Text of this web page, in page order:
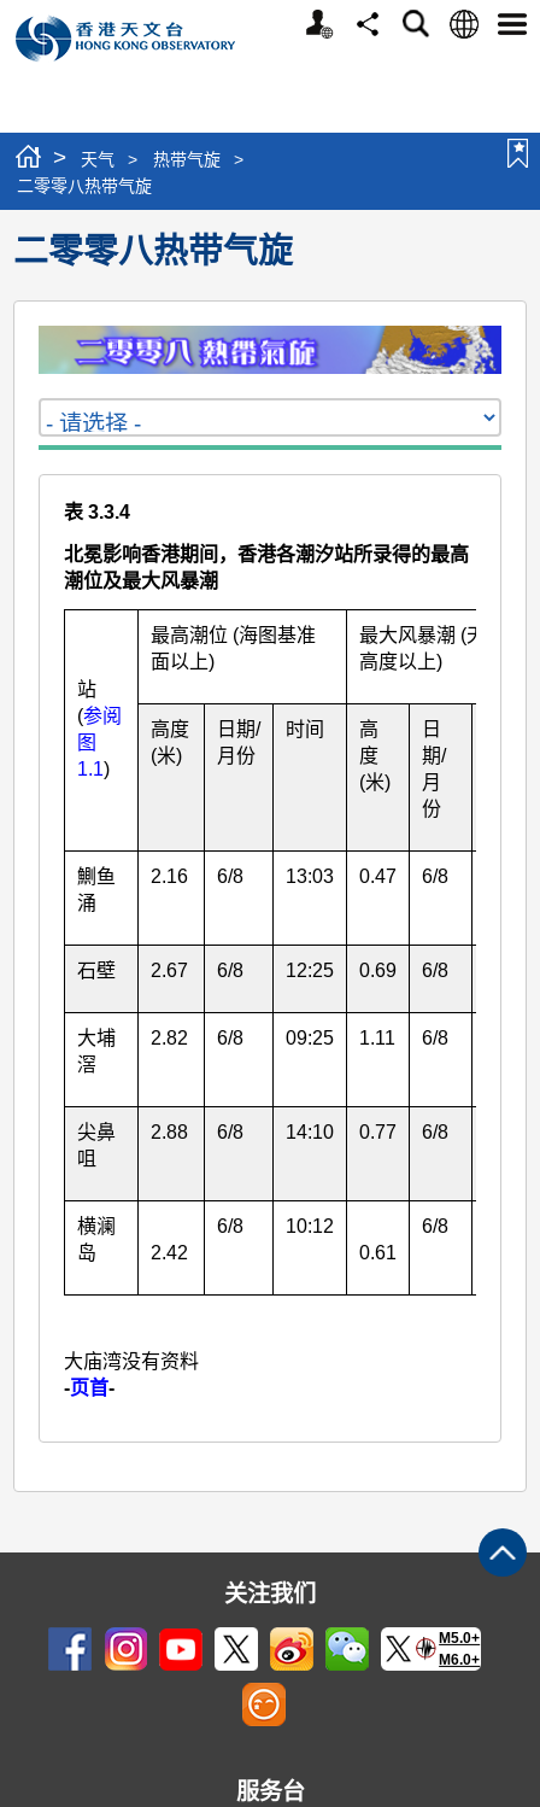
个
分
搜
语
选
> 天气 > 热带气旋
>
二零零八热带气旋
二零零八热带气旋
表 3.3.4
北冕影响香港期间，香港各潮汐站所录得的最高
潮位及最大风暴潮
站
(参阅
图
1.1)
最高潮位 (海图基准
面以上)
最大风暴潮 (天文潮
高度以上)
高度
(米)
日期/
月份
时间
高
度
(米)
日
期/
月
份
鰂鱼
涌
2.16 6/8 13:03 0.47 6/8
石壁 2.67 6/8 12:25 0.69 6/8
大埔
滘
2.82 6/8 09:25 1.11 6/8
尖鼻
咀
2.88 6/8 14:10 0.77 6/8
横澜
岛
2.42
6/8
10:12
0.61
6/8
大庙湾没有资料
-页首-
关注我们
M5.0+
M6.0+
服务台